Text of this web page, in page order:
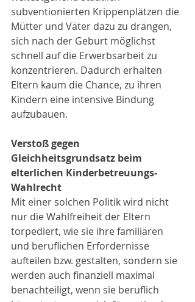
subventionierten Krippenplätzen die
Mütter und Väter dazu zu drängen,
sich nach der Geburt möglichst
schnell auf die Erwerbsarbeit zu
konzentrieren. Dadurch erhalten
Eltern kaum die Chance, zu ihren
Kindern eine intensive Bindung
aufzubauen.
Verstoß gegen
Gleichheitsgrundsatz beim
elterlichen Kinderbetreuungs-
Wahlrecht
Mit einer solchen Politik wird nicht
nur die Wahlfreiheit der Eltern
torpediert, wie sie ihre familiären
und beruflichen Erfordernisse
aufteilen bzw. gestalten, sondern sie
werden auch finanziell maximal
benachteiligt, wenn sie beruflich